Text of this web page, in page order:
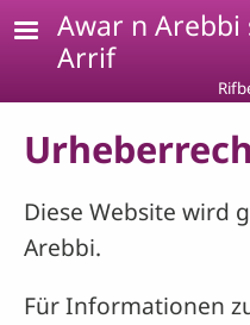
Skip to main content
Awar n Arebbi
Arrif
Diese Website wird
Arebbi.
Für Informationen